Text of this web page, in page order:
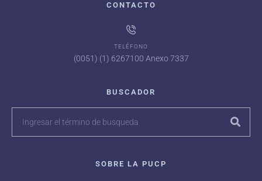
CONTACTO
TELÉFONO
(0051) (1) 6267100 Anexo 7337
BUSCADOR
SOBRE LA PUCP